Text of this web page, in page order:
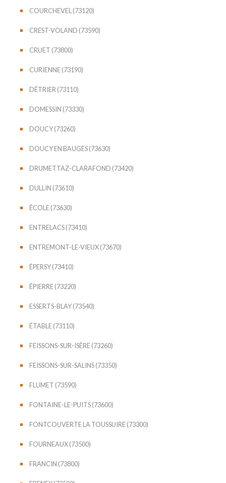
COURCHEVEL (73120)
CREST-VOLAND (73590)
CRUET (73800)
CURIENNE (73190)
DÉTRIER (73110)
DOMESSIN (73330)
DOUCY (73260)
DOUCY EN BAUGES (73630)
DRUMETTAZ-CLARAFOND (73420)
DULLIN (73610)
ÉCOLE (73630)
ENTRELACS (73410)
ENTREMONT-LE-VIEUX (73670)
ÉPERSY (73410)
ÉPIERRE (73220)
ESSERTS-BLAY (73540)
ÉTABLE (73110)
FEISSONS-SUR-ISÈRE (73260)
FEISSONS-SUR-SALINS (73350)
FLUMET (73590)
FONTAINE-LE-PUITS (73600)
FONTCOUVERTE LA TOUSSUIRE (73300)
FOURNEAUX (73500)
FRANCIN (73800)